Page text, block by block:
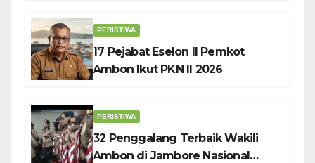
PERISTIWA
17 Pejabat Eselon II Pemkot
Ambon Ikut PKN II 2026
PERISTIWA
32 Penggalang Terbaik Wakili
Ambon di Jambore Nasional